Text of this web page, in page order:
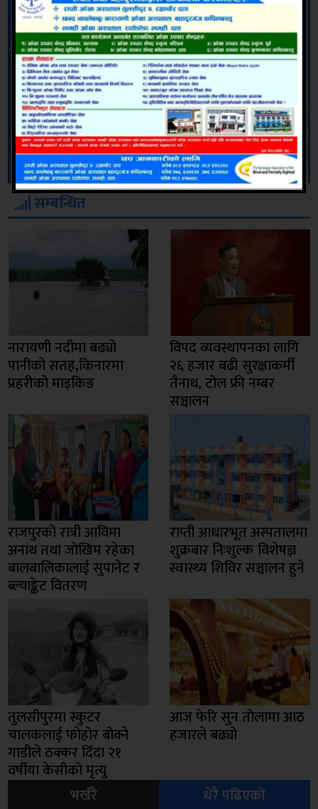
सम्बन्धित
नारायणी नदीमा बढ्यो
पानीको सतह,किनारमा
प्रहरीको माइकिङ
विपद व्यवस्थापनका लागि
२६ हजार बढी सुरक्षाकर्मी
तैनाथ, टोल फ्री नम्बर
सञ्चालन
राजपुरको रात्री आविमा
अनाथ तथा जोखिम रहेका
बालबालिकालाई सुपानेट र
ब्ल्याङ्केट वितरण
राप्ती आधारभूत अस्पतालमा
शुक्रबार निःशुल्क विशेषज्ञ
स्वास्थ्य शिविर सञ्चालन हुने
तुलसीपुरमा स्कुटर
चालकलाई फोहोर बोक्ने
गाडीले ठक्कर दिँदा २१
वर्षीया केसीको मृत्यु
आज फेरि सुन तोलामा आठ
हजारले बढ्यो
भर्खरै धेरै पढिएको